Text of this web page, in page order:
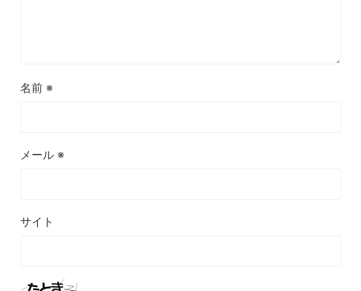
名前 ※
メール ※
サイト